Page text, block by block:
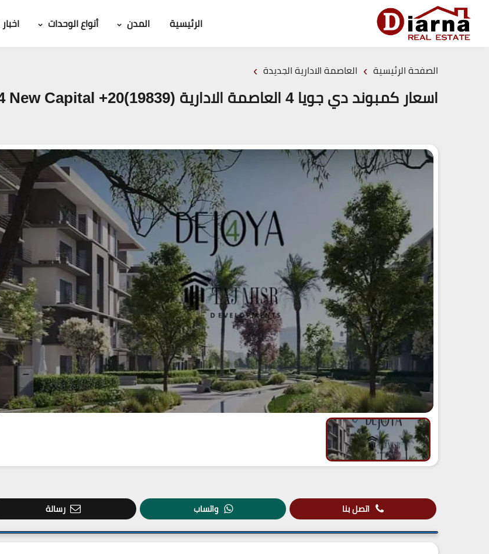
الرئيسية المدن أنواع الوحدات
الصفحة الرئيسية › العاصمة الادارية الجديدة ›
اسعار كمبوند دي جويا 4 العاصمة الادارية (19839)20+ De Joya 4 New Capital اسعار 2026
اتصل بنا واتساب رسالة